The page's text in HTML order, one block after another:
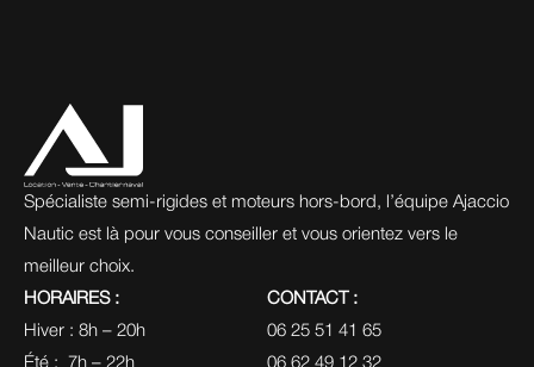
Spécialiste semi-rigides et moteurs hors-bord, l’équipe Ajaccio
Nautic est là pour vous conseiller et vous orientez vers le
meilleur choix.
HORAIRES :
Hiver : 8h – 20h
Été :  7h – 22h
CONTACT :
06 25 51 41 65
06 62 49 12 32